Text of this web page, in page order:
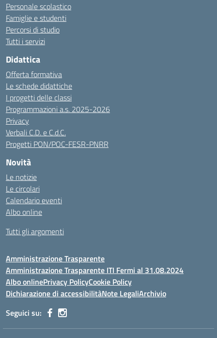
Personale scolastico
Famiglie e studenti
Percorsi di studio
Tutti i servizi
Didattica
Offerta formativa
Le schede didattiche
I progetti delle classi
Programmazioni a.s. 2025-2026
Privacy
Verbali C.D. e C.d.C.
Progetti PON/POC-FESR-PNRR
Novità
Le notizie
Le circolari
Calendario eventi
Albo online
Tutti gli argomenti
Amministrazione Trasparente
Amministrazione Trasparente ITI Fermi al 31.08.2024
Albo onlinePrivacy PolicyCookie Policy
Dichiarazione di accessibilitàNote LegaliArchivio
Seguici su: